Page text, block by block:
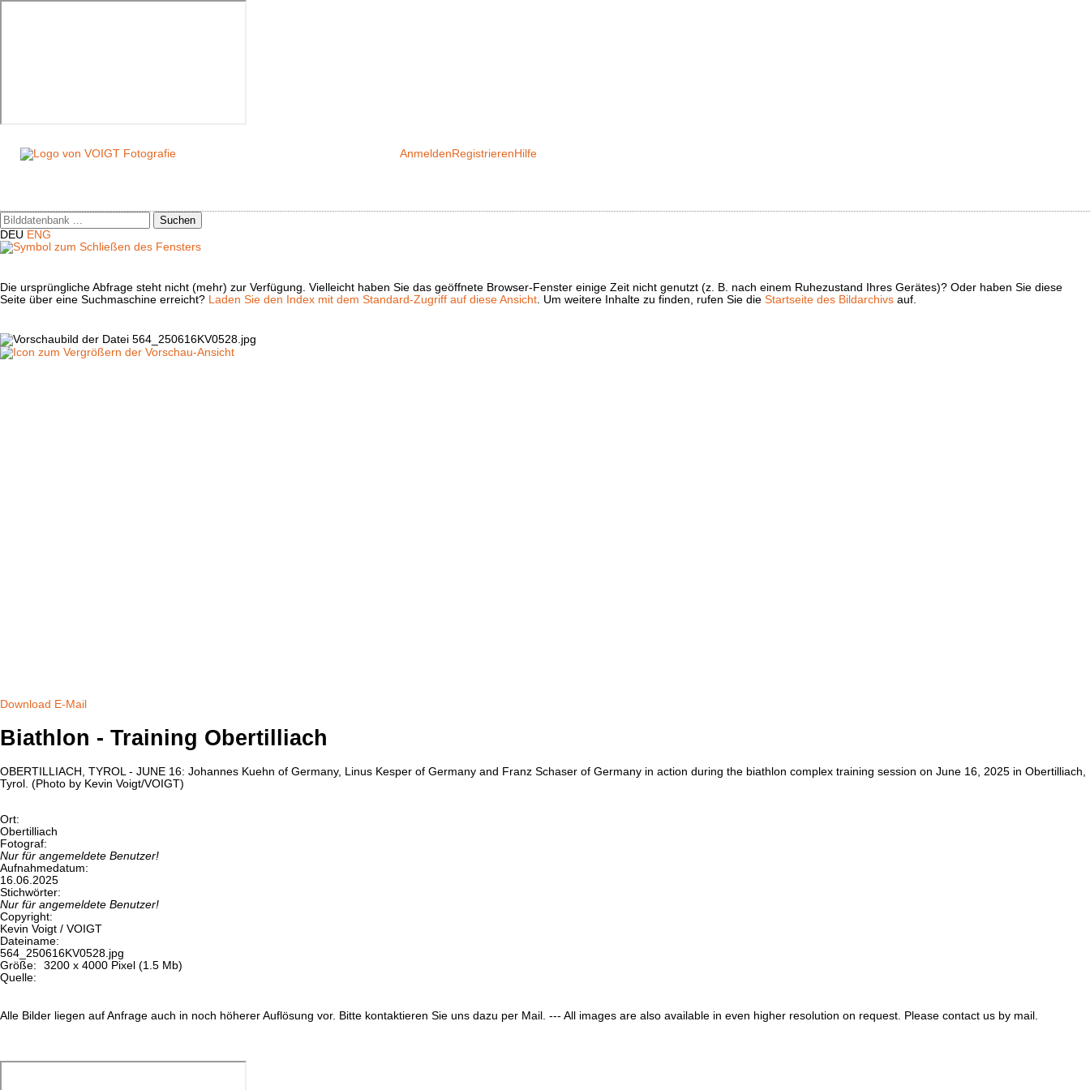
Anmelden Registrieren Hilfe
Suchen
DEU ENG
Die ursprüngliche Abfrage steht nicht (mehr) zur Verfügung. Vielleicht haben Sie das geöffnete Browser-Fenster einige Zeit nicht genutzt (z. B. nach einem Ruhezustand Ihres Gerätes)? Oder haben Sie diese
Seite über eine Suchmaschine erreicht? Laden Sie den Index mit dem Standard-Zugriff auf diese Ansicht. Um weitere Inhalte zu finden, rufen Sie die Startseite des Bildarchivs auf.
Download E-Mail
Biathlon - Training Obertilliach
OBERTILLIACH, TYROL - JUNE 16: Johannes Kuehn of Germany, Linus Kesper of Germany and Franz Schaser of Germany in action during the biathlon complex training session on June 16, 2025 in Obertilliach,
Tyrol. (Photo by Kevin Voigt/VOIGT)
Ort:
Obertilliach
Fotograf:
Nur für angemeldete Benutzer!
Aufnahmedatum:
16.06.2025
Stichwörter:
Nur für angemeldete Benutzer!
Copyright:
Kevin Voigt / VOIGT
Dateiname:
564_250616KV0528.jpg
Größe:
3200 x 4000 Pixel (1.5 Mb)
Quelle:
Alle Bilder liegen auf Anfrage auch in noch höherer Auflösung vor. Bitte kontaktieren Sie uns dazu per Mail. --- All images are also available in even higher resolution on request. Please contact us by mail.